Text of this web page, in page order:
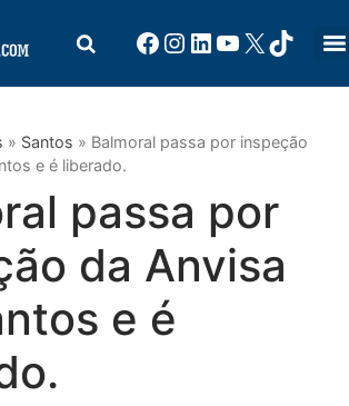
» Santos » Balmoral passa por inspeção
e é liberado.
passa por
da Anvisa
e é